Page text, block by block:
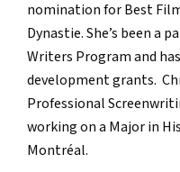
nomination for Best
Dynastie. She’s been a
Writers Program and
development grants.
Professional
working on a Major in
Montréal.